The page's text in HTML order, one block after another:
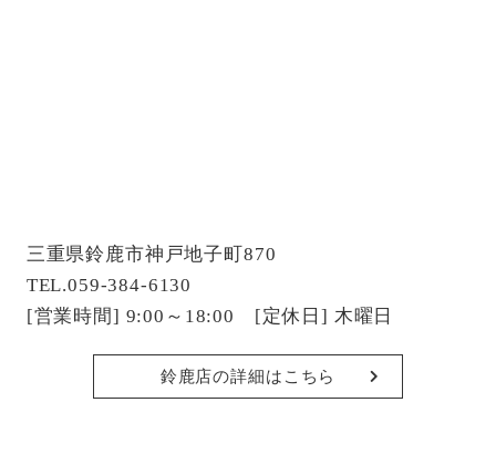
三重県鈴鹿市神戸地子町870
TEL.059-384-6130
[営業時間] 9:00～18:00 [定休日] 木曜日
鈴鹿店の詳細はこちら